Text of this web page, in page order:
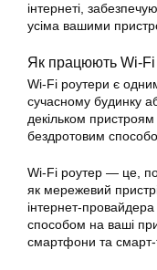
інтернеті,
усіма вашими
Як працюють Wi-
Wi-Fi роутери є
сучасному будинку
декільком пристроям
бездротовим
Wi-Fi роутер — це, по
як мережевий
інтернет-
способом на ваші
смартфони та смарт-